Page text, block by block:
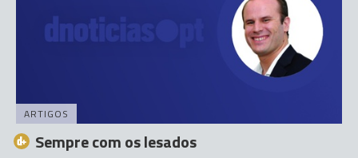
ARTIGOS
Sempre com os lesados